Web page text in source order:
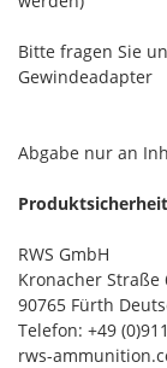
Bitte fragen Sie
Gewindeadapter
Abgabe nur an
RWS GmbH
Kronacher Straße
90765 Fürth
Telefon: +49
rws-